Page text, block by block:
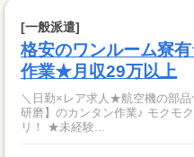
[一般派遣]
格安のワンルーム寮
作業★月収29万以上
＼日勤×レア求人★航空機の部品
研磨】のカンタン作業♪ モクモ
リ！ ★未経験...